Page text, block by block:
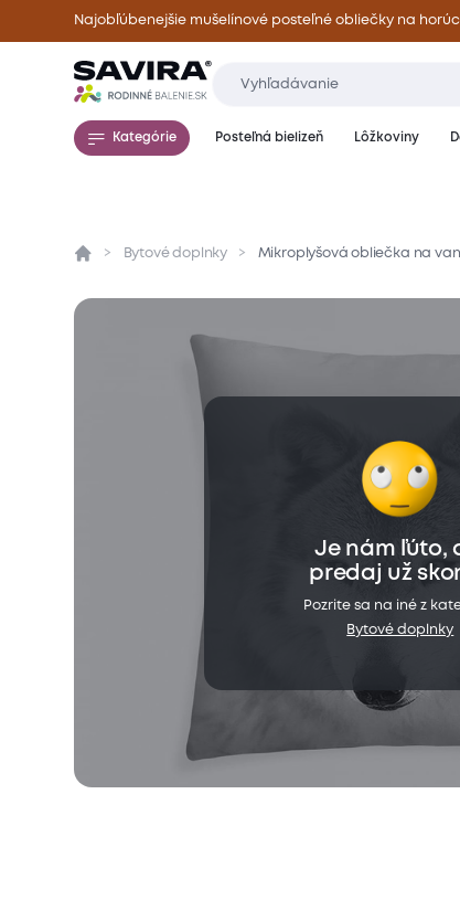
Najobľúbenejšie mušelínové posteľné obliečky na
Kategórie Posteľná bielizeň Lôžkoviny
Prehľad Parametre Popis produktu
Bytové doplnky Mikroplyšová obliečka na
Je nám ľúto,
predaj už
Pozrite sa na iné z
Bytové doplnky